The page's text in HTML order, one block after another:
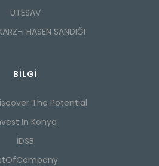
UTESAV
I HASEN SANDIĞI
BILGI
The Potential
In Konya
İDSB